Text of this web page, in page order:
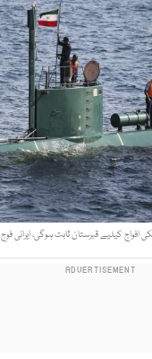
افواج کیلیے قبرستان ثابت ہوگی، ایرانی فوج